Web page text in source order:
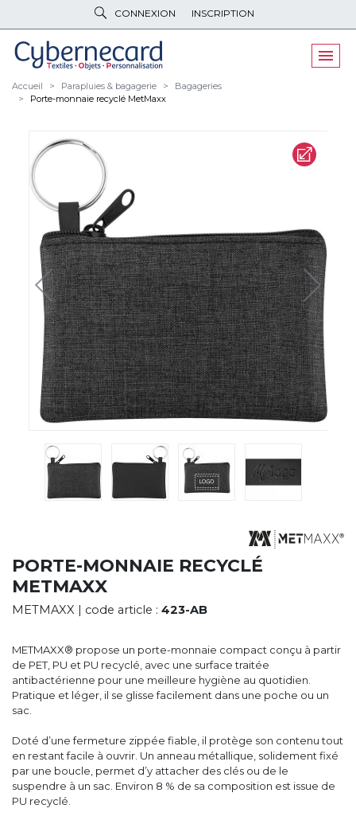
CONNEXION INSCRIPTION
VÊTEMENTSDE TRAVAIL
VÊTEMENTS D'IMAGE
OBJETS& HIGH-TECH
PELUCHES & GOODIES
LINGE DE MAISON
NOUVEAUTÉS
RESPONSABLE
PROMOS
CYBERNECARD
LA SOCIÉTÉ
SERVICES
ROADSHOWS, FORUM DES EXPERTS
MARQUES & CERTIFICATS
TECHNIQUES MARQUAGE
Accueil Parapluies & bagagerie
Bagageries
Porte-monnaie recyclé MetMaxx
PORTE-MONNAIE RECYCLÉ
METMAXX
METMAXX | code article : 423-AB
METMAXX® propose un porte-monnaie compact conçu à partir
de PET, PU et PU recyclé, avec une surface traitée
antibactérienne pour une meilleure hygiène au quotidien.
Pratique et léger, il se glisse facilement dans une poche ou un
sac.
Doté d’une fermeture zippée fiable, il protège son contenu tout
en restant facile à ouvrir. Un anneau métallique, solidement fixé
par une boucle, permet d’y attacher des clés ou de le
suspendre à un sac. Environ 8 % de sa composition est issue de
PU recyclé.